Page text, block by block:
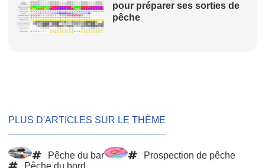
pour préparer ses sorties de
pêche
PLUS D'ARTICLES SUR LE THÈME
Pêche du bar
Prospection de pêche
Pêche du bord